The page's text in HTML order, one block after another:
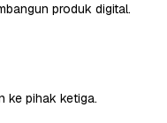
produk digital.
ke pihak ketiga.